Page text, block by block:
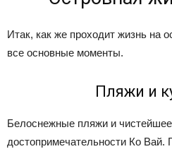
Итак, как же проходит жизнь на
все основные моменты.
Пляжи и
Белоснежные пляжи и
достопримечательности Ко Вай.